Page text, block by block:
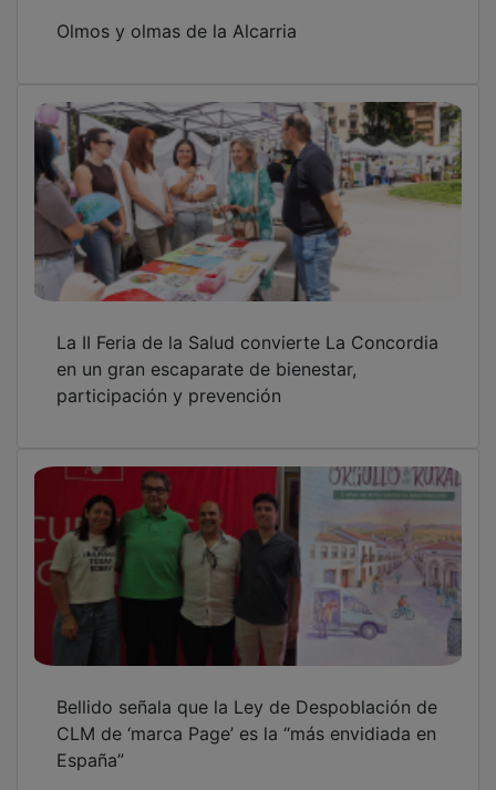
Bellido señala que la Ley de Despoblación de
CLM de ‘marca Page’ es la “más envidiada en
España”
El Ayuntamiento de Pozo de Guadalajara
culmina la reforma integral del cementerio